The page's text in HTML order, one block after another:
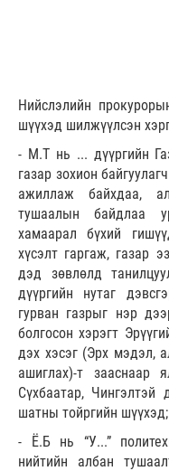
Нийслэлийн
шүүхэд шилжүүлсэн
- М.Т нь ... дүүргийн
газар зохион
ажиллаж байхдаа,
тушаалын байдлаа
хамаарал бүхий
хүсэлт гаргаж, газар
дэд зөвлөлд
дүүргийн нутаг
гурван газрыг нэр
болгосон хэрэгт
дэх хэсэг (Эрх мэдэл,
ашиглах)-т зааснаар
Сүхбаатар, Чингэлтэй
шатны тойргийн шүүхэд;
- Ё.Б нь “У...”
нийтийн албан